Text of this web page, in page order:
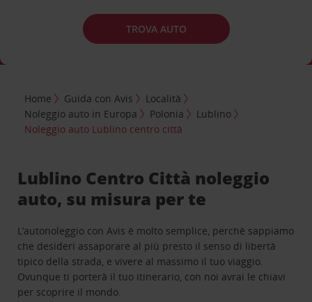
TROVA AUTO
Home Guida con Avis
Località
Noleggio auto in Europa
Polonia
Lublino
Noleggio auto Lublino centro città
Lublino Centro Città noleggio
auto, su misura per te
L’autonoleggio con Avis è molto semplice, perchè sappiamo
che desideri assaporare al più presto il senso di libertà
tipico della strada, e vivere al massimo il tuo viaggio.
Ovunque ti porterà il tuo itinerario, con noi avrai le chiavi
per scoprire il mondo.